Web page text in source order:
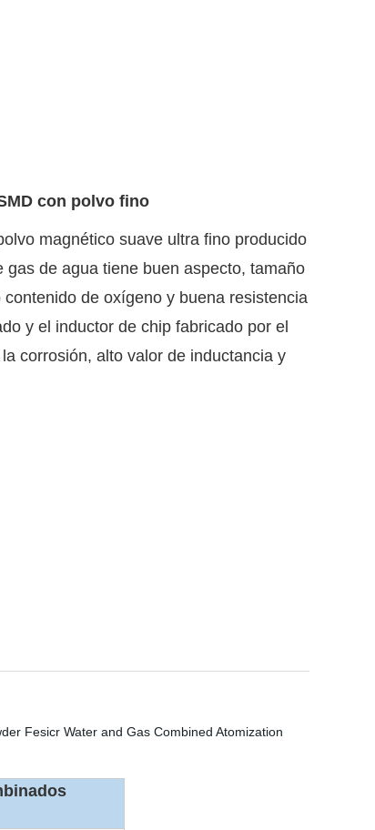
con polvo fino
magnético suave ultra fino producido
de agua tiene buen aspecto, tamaño
de oxígeno y buena resistencia
y el inductor de chip fabricado por el
corrosión, alto valor de inductancia y